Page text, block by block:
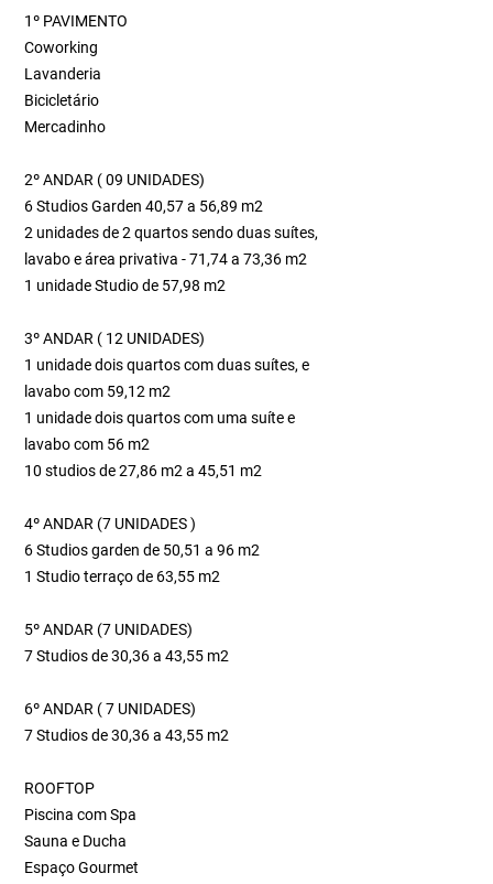
1º PAVIMENTO
Coworking
Lavanderia
Bicicletário
Mercadinho
2º ANDAR ( 09 UNIDADES)
6 Studios Garden 40,57 a 56,89 m2
2 unidades de 2 quartos sendo duas suítes,
lavabo e área privativa - 71,74 a 73,36 m2
1 unidade Studio de 57,98 m2
3º ANDAR ( 12 UNIDADES)
1 unidade dois quartos com duas suítes, e
lavabo com 59,12 m2
1 unidade dois quartos com uma suíte e
lavabo com 56 m2
10 studios de 27,86 m2 a 45,51 m2
4º ANDAR (7 UNIDADES )
6 Studios garden de 50,51 a 96 m2
1 Studio terraço de 63,55 m2
5º ANDAR (7 UNIDADES)
7 Studios de 30,36 a 43,55 m2
6º ANDAR ( 7 UNIDADES)
7 Studios de 30,36 a 43,55 m2
ROOFTOP
Piscina com Spa
Sauna e Ducha
Espaço Gourmet